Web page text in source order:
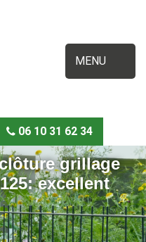
MENU
06 10 31 62 34
grillage
excellent